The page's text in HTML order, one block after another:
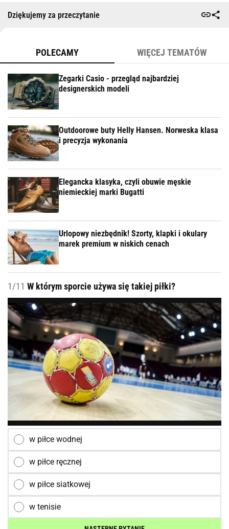
Dziękujemy za przeczytanie
POLECAMY WIĘCEJ TEMATÓW
Zegarki Casio - przegląd najbardziej
designerskich modeli
Outdoorowe buty Helly Hansen. Norweska klasa
i precyzja wykonania
Elegancka klasyka, czyli obuwie męskie
niemieckiej marki Bugatti
Urlopowy niezbędnik! Szorty, klapki i okulary
marek premium w niskich cenach
1/11 W którym sporcie używa się takiej piłki?
w piłce wodnej
w piłce ręcznej
w piłce siatkowej
w tenisie